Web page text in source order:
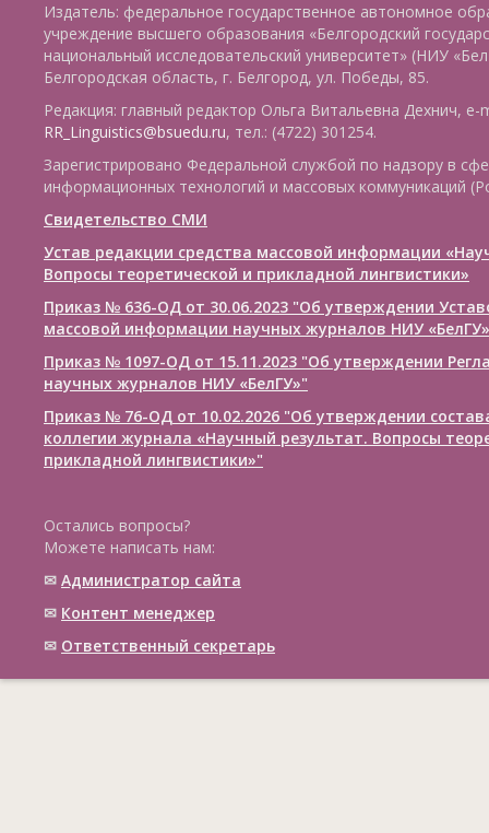
Издатель: федеральное государственное автономное
учреждение высшего образования «Белгородский
национальный исследовательский университет» (НИУ
Белгородская область, г. Белгород, ул. Победы, 85.
Редакция: главный редактор Ольга Витальевна Дехнич, e-
RR_Linguistics@bsuedu.ru, тел.: (4722) 301254.
Зарегистрировано Федеральной службой по надзору в
информационных технологий и массовых коммуникаций
Свидетельство СМИ
Устав редакции средства массовой информации
Вопросы теоретической и прикладной лингвистики»
Приказ № 636-ОД от 30.06.2023 "Об утверждении
массовой информации научных журналов НИУ «БелГУ»
Приказ № 1097-ОД от 15.11.2023 "Об утверждении
научных журналов НИУ «БелГУ»"
Приказ № 76-ОД от 10.02.2026 "Об утверждении
коллегии журнала «Научный результат. Вопросы
прикладной лингвистики»"
Остались вопросы?
Можете написать нам:
✉ Администратор сайта
✉ Контент менеджер
✉ Ответственный cекретарь